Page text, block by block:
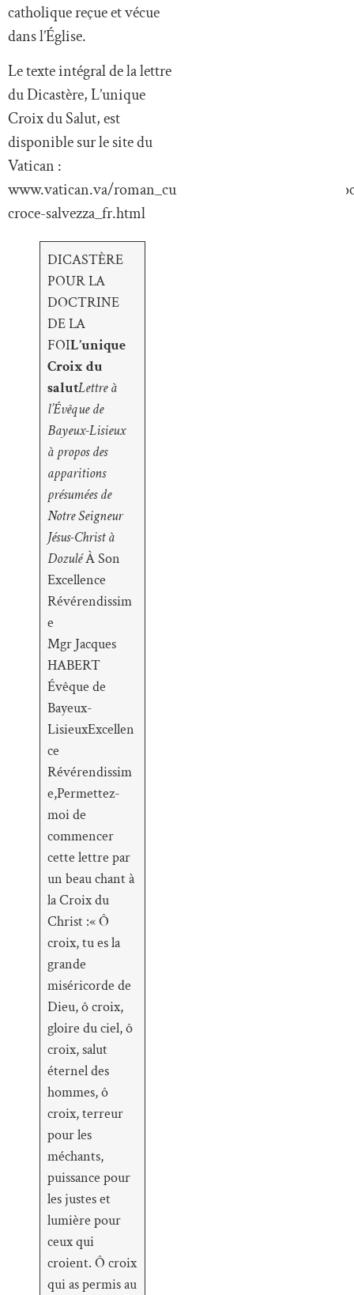
catholique reçue et vécue
dans l’Église.
Le texte intégral de la lettre
du Dicastère, L’unique
Croix du Salut, est
disponible sur le site du
Vatican :
www.vatican.va/roman_curia/congregations/cfaith/
croce-salvezza_fr.html
DICASTÈRE
POUR LA
DOCTRINE
DE LA
FOIL’unique
Croix du
salutLettre à
l’Évêque de
Bayeux-Lisieux
à propos des
apparitions
présumées de
Notre Seigneur
Jésus-Christ à
DozuléÀ Son
Excellence
Révérendissim
e
Mgr Jacques
HABERT
Évêque de
Bayeux-
LisieuxExcellen
ce
Révérendissim
e,Permettez-
moi de
commencer
cette lettre par
un beau chant à
la Croix du
Christ :« Ô
croix, tu es la
grande
miséricorde de
Dieu, ô croix,
gloire du ciel, ô
croix, salut
éternel des
hommes, ô
croix, terreur
pour les
méchants,
puissance pour
les justes et
lumière pour
ceux qui
croient. Ô croix
qui as permis au